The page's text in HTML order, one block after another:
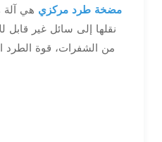
مضخة طرد مركزي هي آلة
نقلها إلى سائل غير قابل
من الشفرات، قوة الطرد